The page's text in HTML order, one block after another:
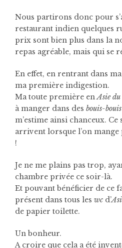
Nous partirons donc pour
restaurant indien quelques
prix sont bien plus dans la
repas agréable, mais qui se
En effet, en rentrant dans
ma première indigestion.
Ma toute première enAsie
à manger dans des bouis-bouis
m’estime ainsi chanceux.
arrivent lorsque l’on
!
Je ne me plains pas trop,
chambre privée ce soir-là.
Et pouvant bénéficier de ce
présent dans tous les wc d’
de papier toilette.
Un bonheur.
A croire que cela a été